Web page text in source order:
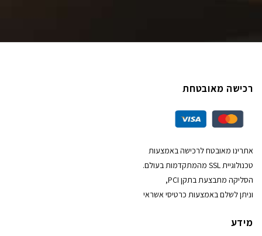
רכישה מאובטחת
אתרינו מאובטח לרכישה באמצעות
טכנולוגיית SSL מהמתקדמות בעולם.
הסליקה מתבצעת בתקן PCI,
וניתן לשלם באמצעות כרטיסי אשראי
מידע